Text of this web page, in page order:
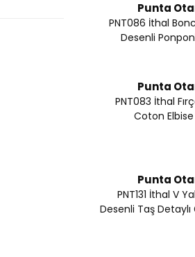
Punta
PNT086 İthal
Desenli
Punta
PNT083 İthal
Coton
Punta
PNT131 İthal V
Desenli Taş